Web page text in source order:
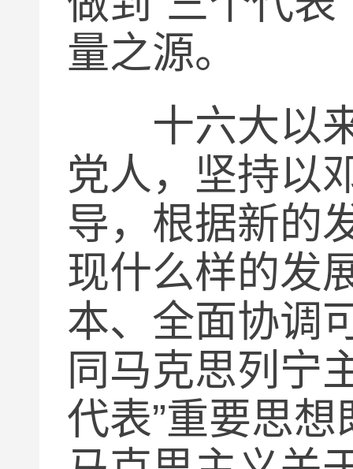
量之源。
十六大以来
党人，坚持以
导，根据新的
现什么样的发
本、全面协调
同马克思列宁
代表”重要思想